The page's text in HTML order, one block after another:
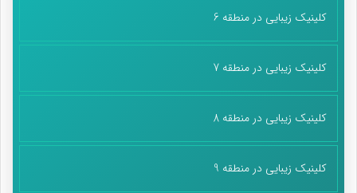
کلینیک زیبایی در منطقه 6
کلینیک زیبایی در منطقه 7
کلینیک زیبایی در منطقه 8
کلینیک زیبایی در منطقه 9